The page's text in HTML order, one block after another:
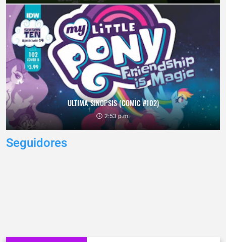
ULTIMA SINOPSIS (COMIC #102)
2:53 p.m.
Seguidores